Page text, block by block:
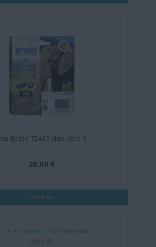
Epson T2435 cian claro X..
29,00 €
Ver más